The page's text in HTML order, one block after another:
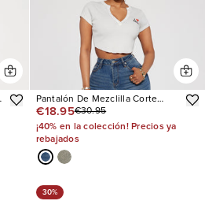
Pantalón De Mezclilla Corte
Recto Left Him Speechless
€18.95€30.95
¡40% en la colección! Precios ya
rebajados
30%